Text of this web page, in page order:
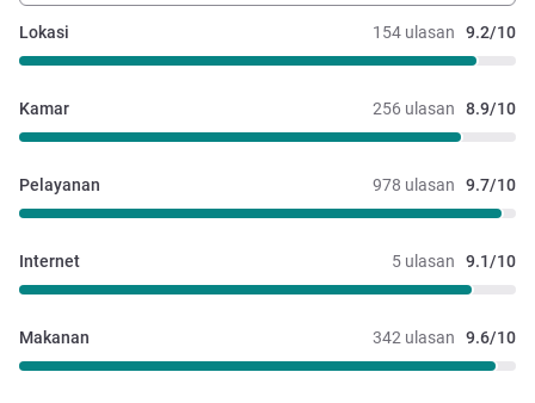
154 ulasan 9.2/10
Lokasi
256 ulasan 8.9/10
Kamar
978 ulasan 9.7/10
Pelayanan
5 ulasan 9.1/10
Internet
342 ulasan 9.6/10
Makanan